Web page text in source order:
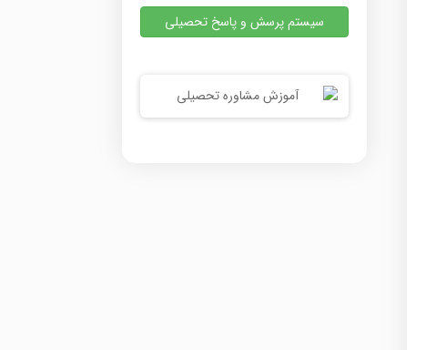
سیستم پرسش و پاسخ تحصیلی